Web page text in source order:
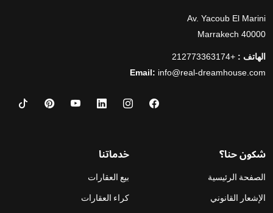
Av. Yacoub El Marini
40000 Marrakech
الهاتف : +212773363174
Email: info@real-dreamhouse.com
شكون حنا؟
الصفحة الرئيسية
الإشعار القانوني
خدماتنا
بيع العقارات
كراء العقارات